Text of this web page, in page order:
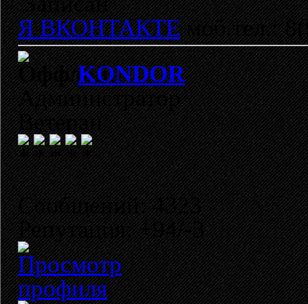
Я ВКОНТАКТЕмоб.тел.:
KONDOR
Администратор
Ветеран
Сообщений: 4323
Репутация: +94/-3